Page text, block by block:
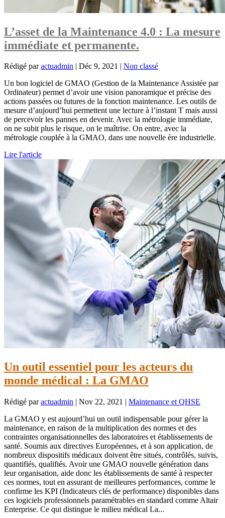
L’asset de la Maintenance 4.0 : La mesure
immédiate et permanente.
Rédigé paractuadmin Déc 9, 2021
Non classé
Un bon logiciel de GMAO (Gestion de la Maintenance Assistée par
Ordinateur) permet d’avoir une vision panoramique et précise des
actions passées ou futures de la fonction maintenance. Les outils de
mesure d’aujourd’hui permettent une lecture à l’instant T mais aussi
de percevoir les pannes en devenir. Avec la métrologie immédiate,
on ne subit plus le risque, on le maîtrise. On entre, avec la
métrologie couplée à la GMAO, dans une nouvelle ère industrielle.
Lire l'article
Un outil essentiel pour les acteurs du
monde médical : La GMAO
Rédigé paractuadmin | Nov 22, 2021 | Maintenance et QHSE
La GMAO y est aujourd’hui un outil indispensable pour gérer la
maintenance, en raison de la multiplication des normes et des
contraintes organisationnelles des laboratoires et établissements de
santé. Soumis aux directives Européennes, et à son application, de
nombreux dispositifs médicaux doivent être situés, contrôlés, suivis,
quantifiés, qualifiés. Avoir une GMAO nouvelle génération dans
leur organisation, aide donc les établissements de santé à respecter
ces normes, tout en assurant de meilleures performances, comme le
confirme les KPI (Indicateurs clés de performance) disponibles dans
ces logiciels professionnels paramétrables en standard comme Altair
Enterprise. Ce qui distingue le milieu médical La...